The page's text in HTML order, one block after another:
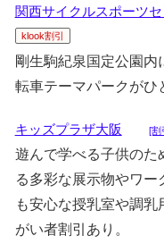
関西サイクルスポーツ
klook割引
剛生駒紀泉国定公園内
転車テーマパークがひ
キッズプラザ大阪 [割
遊んで学べる子供のた
る多彩な展示物やワ
も安心な授乳室や調
がい者割引あり。